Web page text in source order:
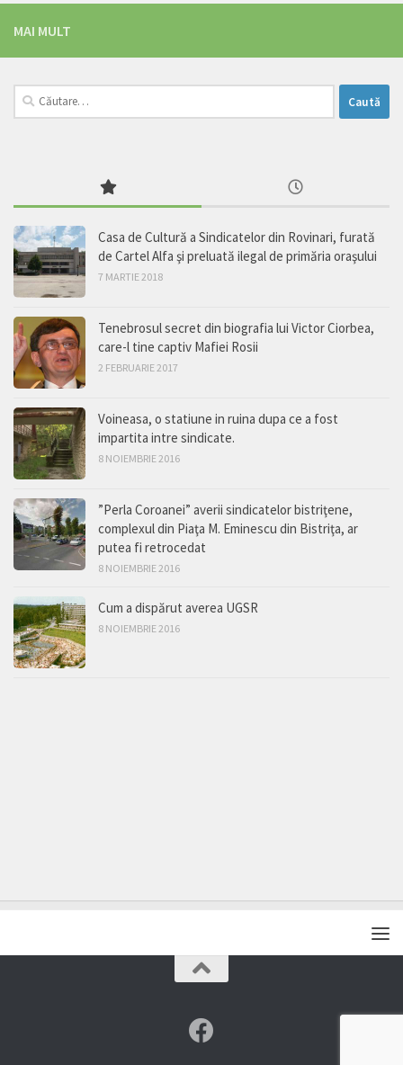
MAI MULT
Caută
după:
Casa de Cultură a Sindicatelor din Rovinari, furată
de Cartel Alfa şi preluată ilegal de primăria oraşului
7 MARTIE 2018
Tenebrosul secret din biografia lui Victor Ciorbea,
care-l tine captiv Mafiei Rosii
2 FEBRUARIE 2017
Voineasa, o statiune in ruina dupa ce a fost
impartita intre sindicate.
8 NOIEMBRIE 2016
”Perla Coroanei” averii sindicatelor bistriţene,
complexul din Piaţa M. Eminescu din Bistriţa, ar
putea fi retrocedat
8 NOIEMBRIE 2016
Cum a dispărut averea UGSR
8 NOIEMBRIE 2016